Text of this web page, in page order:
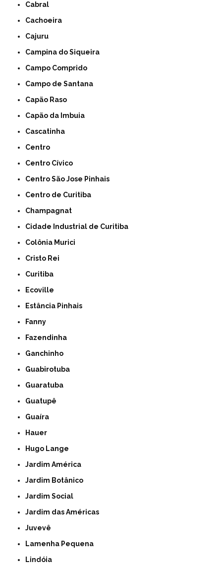
Cabral
Cachoeira
Cajuru
Campina do Siqueira
Campo Comprido
Campo de Santana
Capão Raso
Capão da Imbuia
Cascatinha
Centro
Centro Cívico
Centro São Jose Pinhais
Centro de Curitiba
Champagnat
Cidade Industrial de Curitiba
Colônia Murici
Cristo Rei
Curitiba
Ecoville
Estância Pinhais
Fanny
Fazendinha
Ganchinho
Guabirotuba
Guaratuba
Guatupê
Guaíra
Hauer
Hugo Lange
Jardim América
Jardim Botânico
Jardim Social
Jardim das Américas
Juvevê
Lamenha Pequena
Lindóia